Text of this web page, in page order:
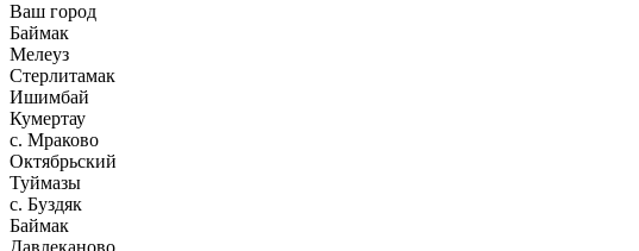
Ваш город
Баймак
Мелеуз
Стерлитамак
Ишимбай
Кумертау
c. Мраково
Октябрьский
Туймазы
c. Буздяк
Баймак
Давлеканово